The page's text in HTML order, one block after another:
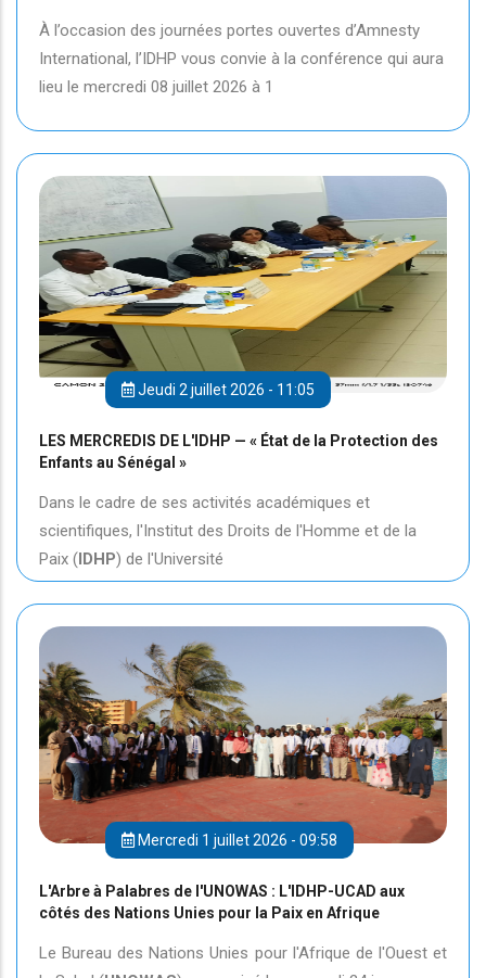
À l’occasion des journées portes ouvertes d’Amnesty
International, l’IDHP vous convie à la conférence qui aura
lieu le mercredi 08 juillet 2026 à 1
Jeudi 2 juillet 2026 - 11:05
LES MERCREDIS DE L'IDHP — « État de la Protection des
Enfants au Sénégal »
Dans le cadre de ses activités académiques et
scientifiques, l'Institut des Droits de l'Homme et de la
Paix (IDHP) de l'Université
Mercredi 1 juillet 2026 - 09:58
L'Arbre à Palabres de l'UNOWAS : L'IDHP-UCAD aux
côtés des Nations Unies pour la Paix en Afrique
Le Bureau des Nations Unies pour l'Afrique de l'Ouest et